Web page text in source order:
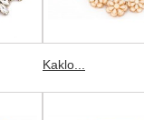
Kaklo...